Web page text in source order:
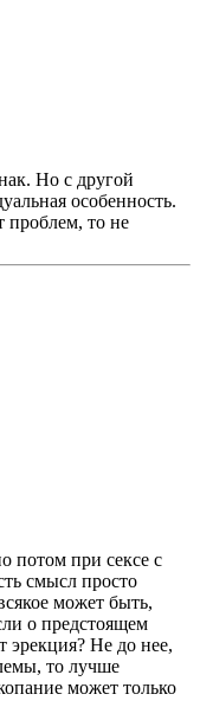
Но с другой
особенность.
проблем, то не
потом при сексе с
смысл просто
может быть,
о предстоящем
эрекция? Не до нее,
то лучше
может только